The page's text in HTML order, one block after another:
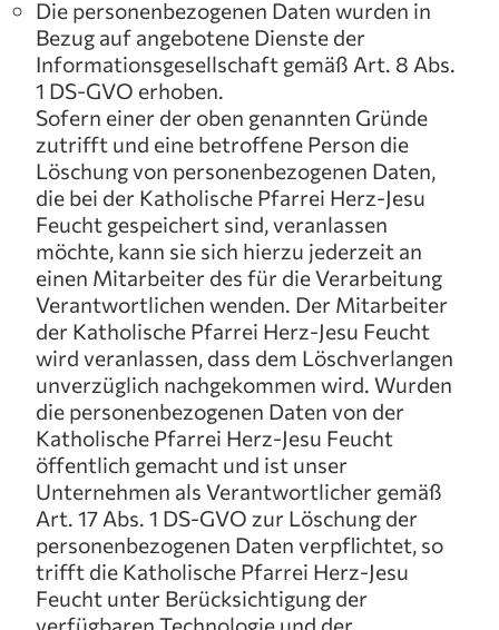
Die personenbezogenen Daten wurden in
Bezug auf angebotene Dienste der
Informationsgesellschaft gemäß Art. 8 Abs.
1 DS-GVO erhoben.
Sofern einer der oben genannten Gründe
zutrifft und eine betroffene Person die
Löschung von personenbezogenen Daten,
die bei der Katholische Pfarrei Herz-Jesu
Feucht gespeichert sind, veranlassen
möchte, kann sie sich hierzu jederzeit an
einen Mitarbeiter des für die Verarbeitung
Verantwortlichen wenden. Der Mitarbeiter
der Katholische Pfarrei Herz-Jesu Feucht
wird veranlassen, dass dem Löschverlangen
unverzüglich nachgekommen wird. Wurden
die personenbezogenen Daten von der
Katholische Pfarrei Herz-Jesu Feucht
öffentlich gemacht und ist unser
Unternehmen als Verantwortlicher gemäß
Art. 17 Abs. 1 DS-GVO zur Löschung der
personenbezogenen Daten verpflichtet, so
trifft die Katholische Pfarrei Herz-Jesu
Feucht unter Berücksichtigung der
verfügbaren Technologie und der